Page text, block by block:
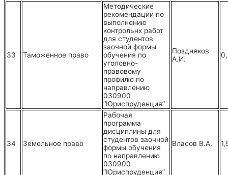
33 Таможенное право
Методические
рекомендации по
выполнению
контрольнх работ
для студентов
заочной формы
обучения по
уголовно-
правовому
профилю по
направлению
030900
“Юриспруденция”
Поздняков
А.И.
34 Земельное право
Рабочая
программа
дисциплины для
студентов заочной
формы обучения
по направлению
030900
“Юриспруденция”
Власов В.А.